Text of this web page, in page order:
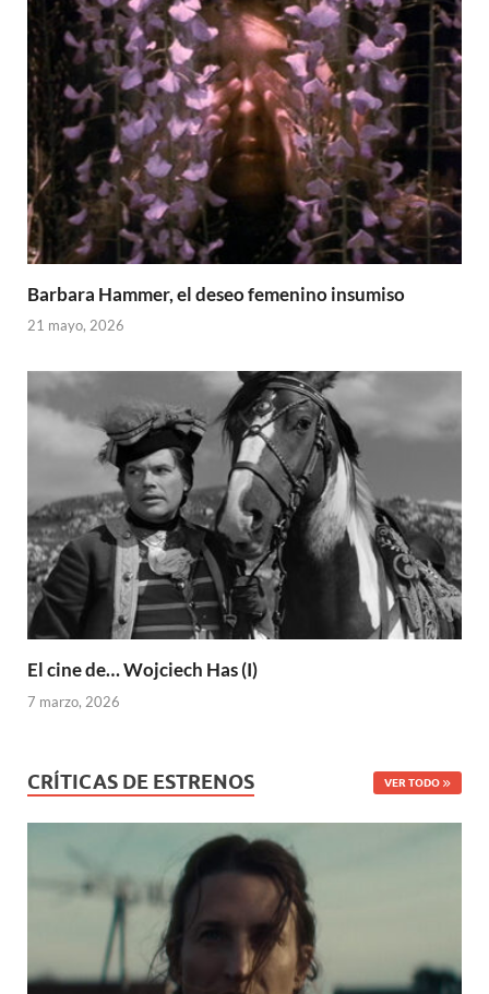
Barbara Hammer, el deseo femenino insumiso
21 mayo, 2026
El cine de… Wojciech Has (I)
7 marzo, 2026
CRÍTICAS DE ESTRENOS VER TODO